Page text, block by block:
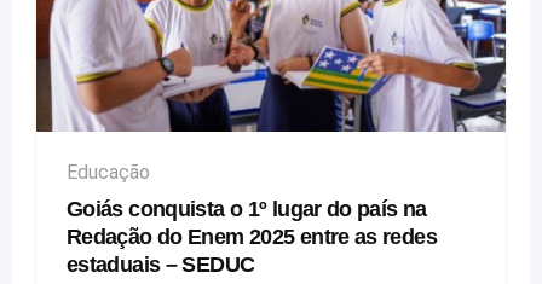
Educação
Goiás conquista o 1º lugar do país na
Redação do Enem 2025 entre as redes
estaduais – SEDUC